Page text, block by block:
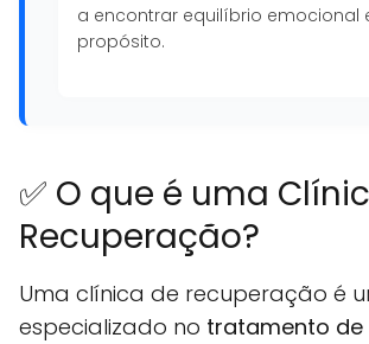
a encontrar equilíbrio emocional
propósito.
✅ O que é uma
Recuperação?
Uma clínica de recuperação é
especializado no tratamento de